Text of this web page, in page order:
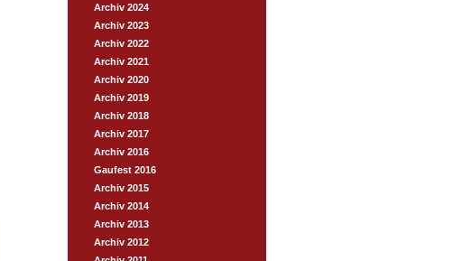
Archiv 2024
Archiv 2023
Archiv 2022
Archiv 2021
Archiv 2020
Archiv 2019
Archiv 2018
Archiv 2017
Archiv 2016
Gaufest 2016
Archiv 2015
Archiv 2014
Archiv 2013
Archiv 2012